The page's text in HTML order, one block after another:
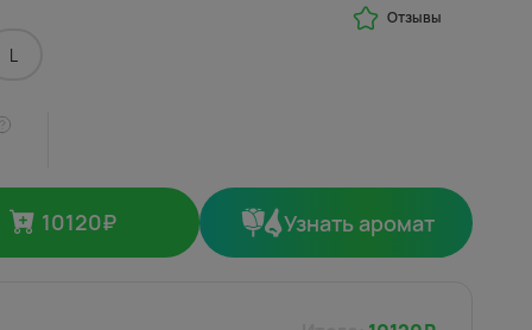
L
Отзывы
10120₽ Узнать аромат